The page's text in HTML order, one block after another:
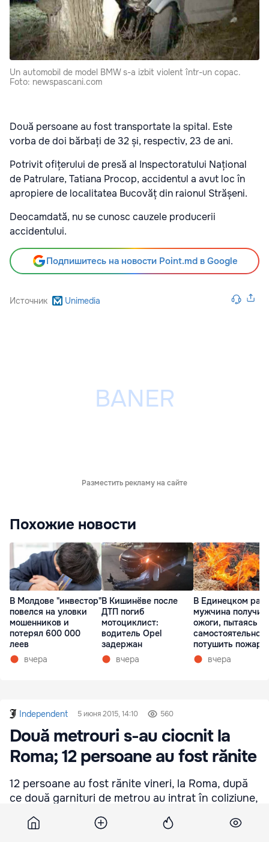
Un automobil de model BMW s-a izbit violent într-un copac.
Foto: newspascani.com
Două persoane au fost transportate la spital. Este
vorba de doi bărbați de 32 și, respectiv, 23 de ani.
Potrivit ofițerului de presă al Inspectoratului Național
de Patrulare, Tatiana Procop, accidentul a avut loc în
apropiere de localitatea Bucovăț din raionul Strășeni.
Deocamdată, nu se cunosc cauzele producerii
accidentului.
Подпишитесь на новости Point.md в Google
Источник Unimedia
Разместить рекламу на сайте
Похожие новости
В Молдове "инвестор"
повелся на уловки
мошенников и
потерял 600 000
леев
вчера
В Кишинёве после
ДТП погиб
мотоциклист:
водитель Opel
задержан
вчера
В Единецком
мужчина получил
ожоги, пытаясь
самостоятельно
потушить пожар
вчера
Independent 5 июня 2015, 14:10 560
Două metrouri s-au ciocnit la
Roma; 12 persoane au fost rănite
12 persoane au fost rănite vineri, la Roma, după
ce două garnituri de metrou au intrat în coliziune,
pagina electronică.